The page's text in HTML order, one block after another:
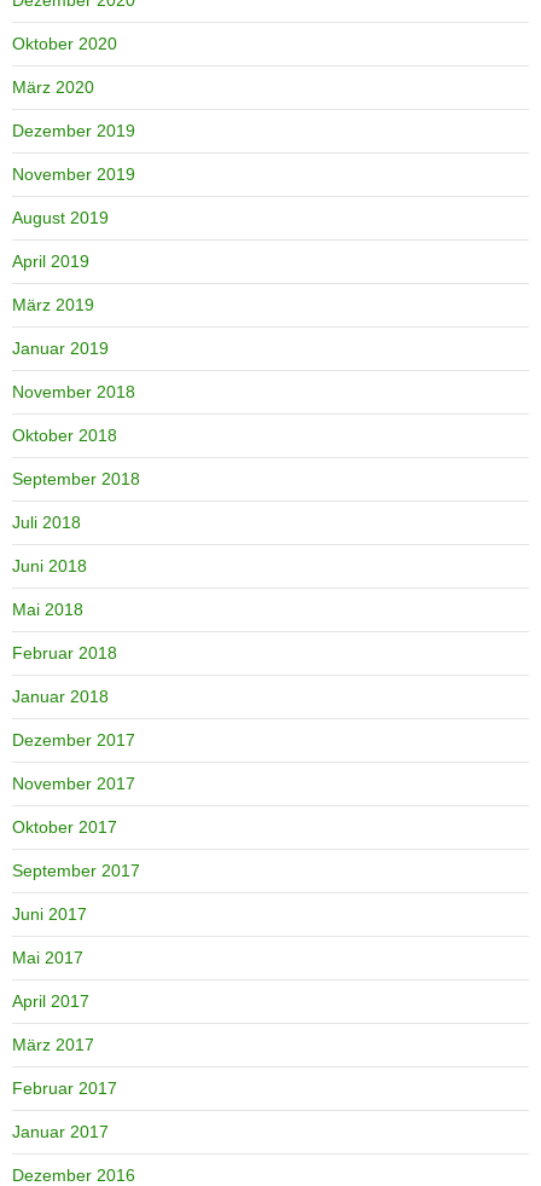
Oktober 2020
März 2020
Dezember 2019
November 2019
August 2019
April 2019
März 2019
Januar 2019
November 2018
Oktober 2018
September 2018
Juli 2018
Juni 2018
Mai 2018
Februar 2018
Januar 2018
Dezember 2017
November 2017
Oktober 2017
September 2017
Juni 2017
Mai 2017
April 2017
März 2017
Februar 2017
Januar 2017
Dezember 2016